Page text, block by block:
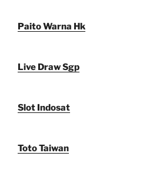
Paito Warna Hk
Live Draw Sgp
Slot Indosat
Toto Taiwan